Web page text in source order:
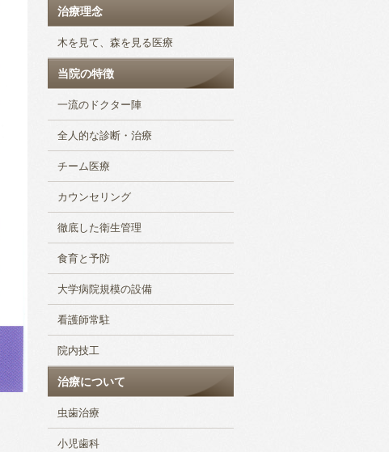
治療理念
木を見て、森を見る医療
当院の特徴
一流のドクター陣
全人的な診断・治療
チーム医療
カウンセリング
徹底した衛生管理
食育と予防
大学病院規模の設備
看護師常駐
院内技工
治療について
虫歯治療
小児歯科